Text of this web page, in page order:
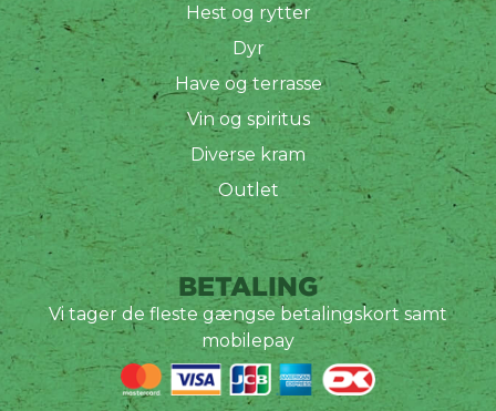
Hest og rytter
Dyr
Have og terrasse
Vin og spiritus
Diverse kram
Outlet
BETALING
Vi tager de fleste gængse betalingskort samt
mobilepay